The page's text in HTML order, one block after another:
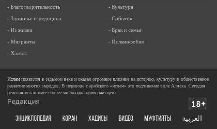
- Благотворительность
- Здоровье и медицина
- Из жизни
- Мигранты
- Халяль
- Культура
- События
- Брак и семья
- Исламофобия
Ислам появился в седьмом веке и оказал огромное влияние на историю, культуру и общественное
развитие многих народов. В переводе с арабского «ислам» это подчинение воле Аллаха. Сегодня
религия ислам имеет более миллиарда приверженцев.
Редакция
ЭНЦИКЛОПЕДИЯ КОРАН ХАДИСЫ ВИДЕО Муфтияты العربية